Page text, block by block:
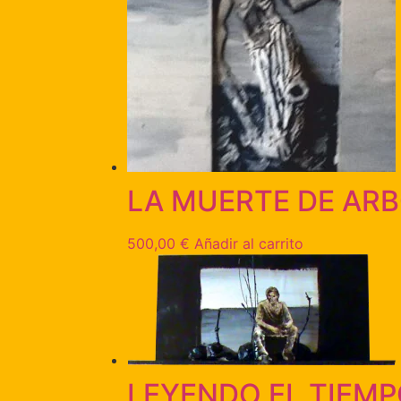
LA MUERTE DE
500,00 € Añadir al carrito